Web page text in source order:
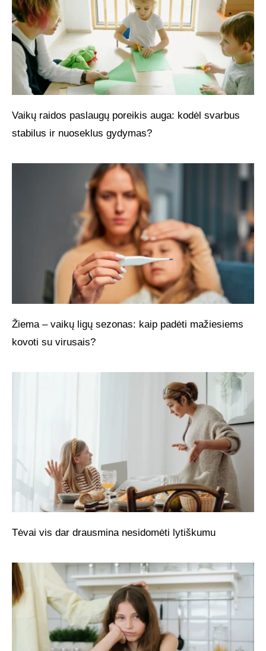
Vaikų raidos paslaugų poreikis auga: kodėl svarbus
stabilus ir nuoseklus gydymas?
Žiema – vaikų ligų sezonas: kaip padėti mažiesiems
kovoti su virusais?
Tėvai vis dar drausmina nesidomėti lytiškumu